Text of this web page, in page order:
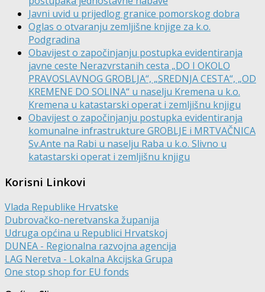
Javni uvid u prijedlog granice pomorskog dobra
Oglas o otvaranju zemljišne knjige za k.o.
Podgradina
Obavijest o započinjanju postupka evidentiranja
javne ceste Nerazvrstanih cesta „DO I OKOLO
PRAVOSLAVNOG GROBLJA“, „SREDNJA CESTA“, „OD
KREMENE DO SOLINA“ u naselju Kremena u k.o.
Kremena u katastarski operat i zemljišnu knjigu
Obavijest o započinjanju postupka evidentiranja
komunalne infrastrukture GROBLJE i MRTVAČNICA
Sv.Ante na Rabi u naselju Raba u k.o. Slivno u
katastarski operat i zemljišnu knjigu
Korisni Linkovi
Vlada Republike Hrvatske
Dubrovačko-neretvanska županija
Udruga općina u Republici Hrvatskoj
DUNEA - Regionalna razvojna agencija
LAG Neretva - Lokalna Akcijska Grupa
One stop shop for EU fonds